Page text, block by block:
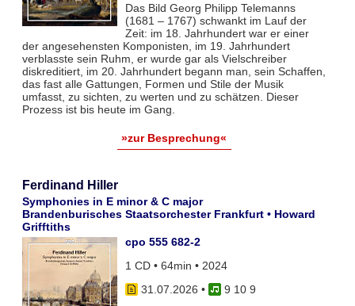
Das Bild Georg Philipp Telemanns
(1681 – 1767) schwankt im Lauf der
Zeit: im 18. Jahrhundert war er einer
der angesehensten Komponisten, im 19. Jahrhundert
verblasste sein Ruhm, er wurde gar als Vielschreiber
diskreditiert, im 20. Jahrhundert begann man, sein Schaffen,
das fast alle Gattungen, Formen und Stile der Musik
umfasst, zu sichten, zu werten und zu schätzen. Dieser
Prozess ist bis heute im Gang.
»zur Besprechung«
Ferdinand Hiller
Symphonies in E minor & C major
Brandenburisches Staatsorchester Frankfurt • Howard
Grifftiths
cpo 555 682-2
1 CD • 64min • 2024
31.07.2026 •
9 10 9